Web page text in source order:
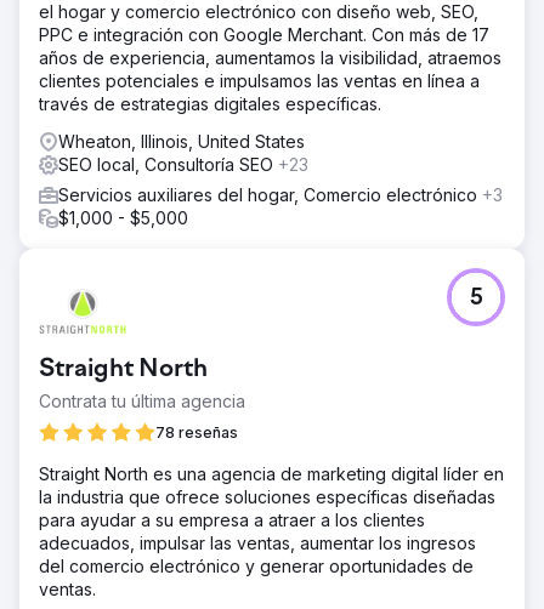
el hogar y comercio electrónico con diseño web, SEO,
PPC e integración con Google Merchant. Con más de 17
años de experiencia, aumentamos la visibilidad, atraemos
clientes potenciales e impulsamos las ventas en línea a
través de estrategias digitales específicas.
Wheaton, Illinois, United States
SEO local, Consultoría SEO +23
Servicios auxiliares del hogar, Comercio electrónico +3
$1,000 - $5,000
Straight North
Contrata tu última agencia
78 reseñas
5
Straight North es una agencia de marketing digital líder en
la industria que ofrece soluciones específicas diseñadas
para ayudar a su empresa a atraer a los clientes
adecuados, impulsar las ventas, aumentar los ingresos
del comercio electrónico y generar oportunidades de
ventas.